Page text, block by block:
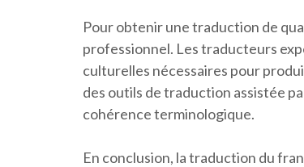
Pour obtenir une traduction de
professionnel. Les traducteurs
culturelles nécessaires pour
des outils de traduction assistée
cohérence terminologique.
En conclusion, la traduction du